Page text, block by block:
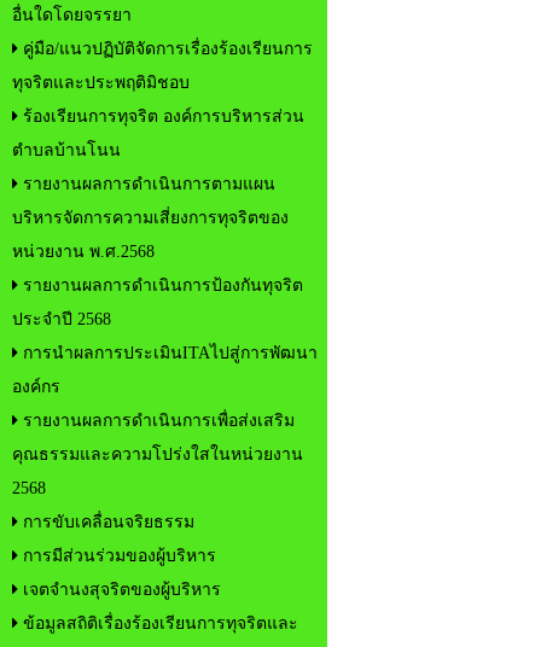
อื่นใดโดยจรรยา
คู่มือ/แนวปฏิบัติจัดการเรื่องร้องเรียนการ
ทุจริตและประพฤติมิชอบ
ร้องเรียนการทุจริต องค์การบริหารส่วน
ตำบลบ้านโนน
รายงานผลการดำเนินการตามแผน
บริหารจัดการความเสี่ยงการทุจริตของ
หน่วยงาน พ.ศ.2568
รายงานผลการดำเนินการป้องกันทุจริต
ประจำปี 2568
การนำผลการประเมินITAไปสู่การพัฒนา
องค์กร
รายงานผลการดำเนินการเพื่อส่งเสริม
คุณธรรมและความโปร่งใสในหน่วยงาน
2568
การขับเคลื่อนจริยธรรม
การมีส่วนร่วมของผู้บริหาร
เจตจำนงสุจริตของผู้บริหาร
ข้อมูลสถิติเรื่องร้องเรียนการทุจริตและ